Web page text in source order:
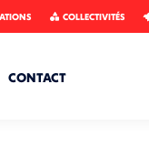
COLLECTIVITÉS
CONTACT